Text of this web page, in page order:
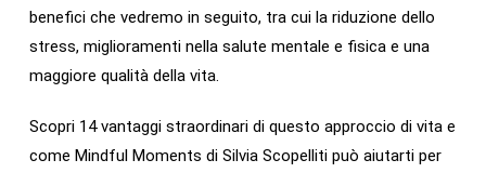
benefici che vedremo in seguito, tra cui la riduzione dello
stress, miglioramenti nella salute mentale e fisica e una
maggiore qualità della vita.
Scopri 14 vantaggi straordinari di questo approccio di vita e
come Mindful Moments di Silvia Scopelliti può aiutarti per